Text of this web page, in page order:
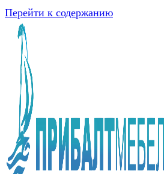
Перейти к содержанию